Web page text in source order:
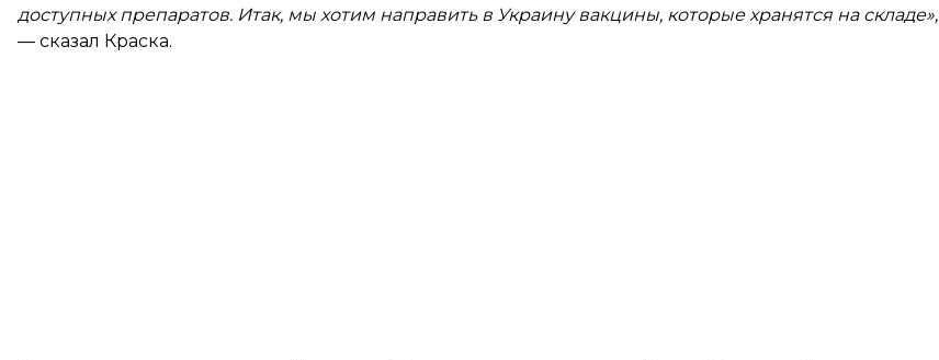
доступных препаратов. Итак, мы хотим направить в Украину вакцины, которые хранятся на складе»,
— сказал Краска.